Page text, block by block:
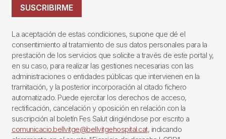
SUSCRIBIRME
La aceptación de estas condiciones, supone que dé el
consentimiento al tratamiento de sus datos personales para la
prestación de los servicios que solicite a través de este portal y,
en su caso, para realizar las gestiones necesarias con las
administraciones o entidades públicas que intervienen en la
tramitación, y la posterior incorporación al citado fichero
automatizado. Puede ejercitar los derechos de acceso,
rectificación, cancelación y oposición en relación con la
suscripción al boletín Fes Salut dirigiéndose por escrito a
comunicacio.bellvitge@bellvitgehospital.cat, indicando